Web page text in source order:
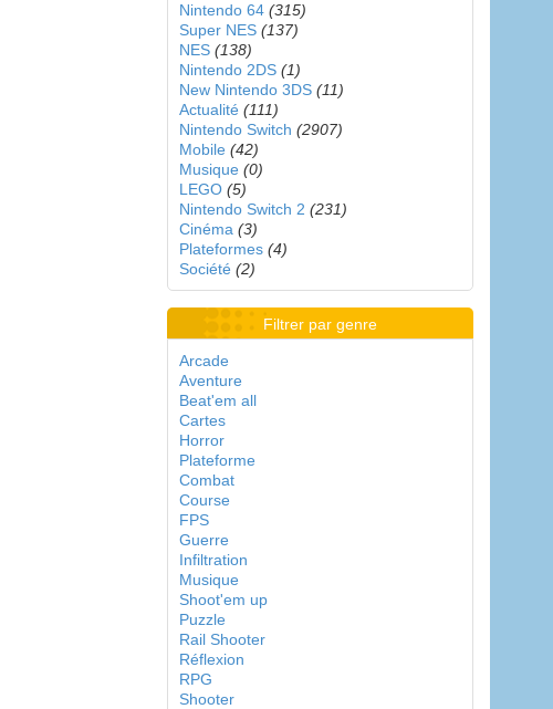
Nintendo 64 (315)
Super NES (137)
NES (138)
Nintendo 2DS (1)
New Nintendo 3DS (11)
Actualité (111)
Nintendo Switch (2907)
Mobile (42)
Musique (0)
LEGO (5)
Nintendo Switch 2 (231)
Cinéma (3)
Plateformes (4)
Société (2)
Filtrer par genre
Arcade
Aventure
Beat'em all
Cartes
Horror
Plateforme
Combat
Course
FPS
Guerre
Infiltration
Musique
Shoot'em up
Puzzle
Rail Shooter
Réflexion
RPG
Shooter